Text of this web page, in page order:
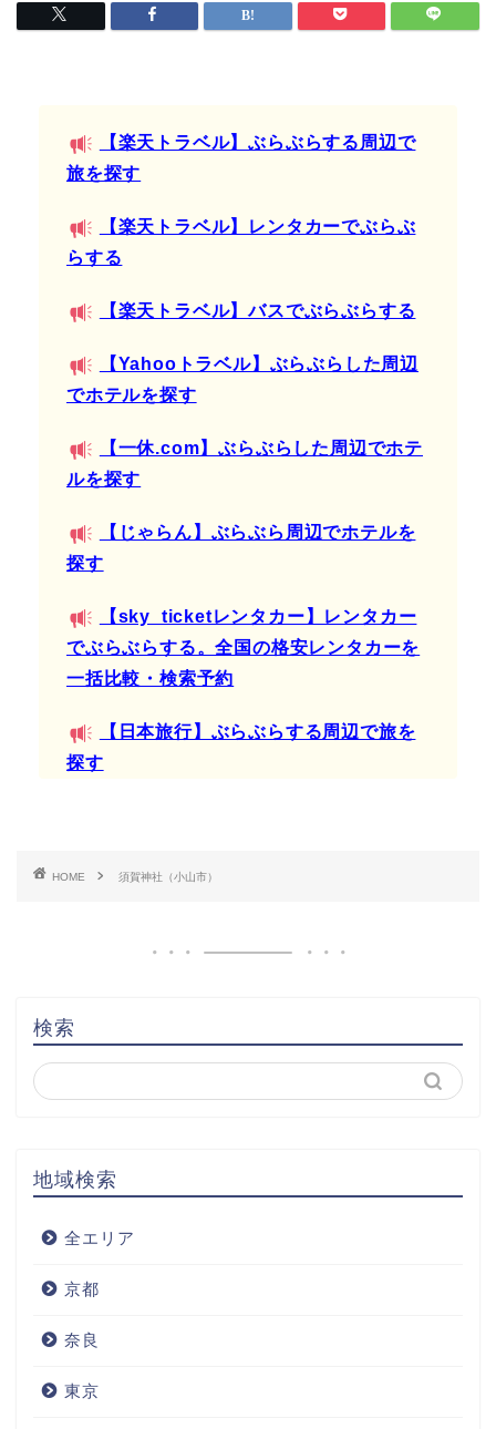
【楽天トラベル】ぶらぶらする周辺で
旅を探す
【楽天トラベル】レンタカーでぶらぶ
らする
【楽天トラベル】バスでぶらぶらする
【Yahooトラベル】ぶらぶらした周辺
でホテルを探す
【一休.com】ぶらぶらした周辺でホテ
ルを探す
【じゃらん】ぶらぶら周辺でホテルを
探す
【sky_ticketレンタカー】レンタカー
でぶらぶらする。全国の格安レンタカーを
一括比較・検索予約
【日本旅行】ぶらぶらする周辺で旅を
探す
HOME 須賀神社（小山市）
検索
地域検索
全エリア
京都
奈良
東京